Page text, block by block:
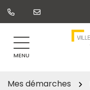
Aller
MENU
Mes démarches